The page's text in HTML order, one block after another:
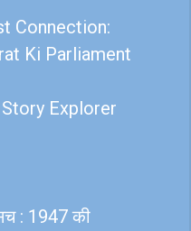
Connection:
Ki Parliament
Story Explorer
: 1947 की